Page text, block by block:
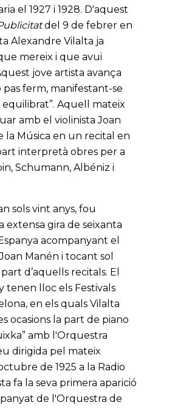
el 1927 i 1928. D'aquest
del 9 de febrer en
Alexandre Vilalta ja
mereix i que avui
jove artista avança
ferm, manifestant-se
equilibrat”. Aquell mateix
amb el violinista Joan
la Música en un recital en
interpretà obres per a
Schumann, Albéniz i
sols vint anys, fou
extensa gira de seixanta
acompanyant el
Manén i tocant sol
d’aquells recitals. El
tenen lloc els Festivals
en els quals Vilalta
ocasions la part de piano
amb l'Orquestra
dirigida pel mateix
de 1925 a la Radio
fa la seva primera aparició
de l'Orquestra de